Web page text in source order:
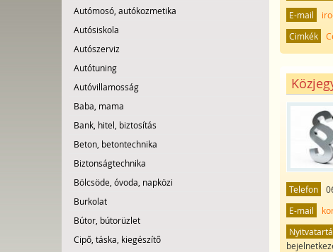
Autómosó, autókozmetika
Autósiskola
Autószerviz
Autótuning
Autóvillamosság
Baba, mama
Bank, hitel, biztosítás
Beton, betontechnika
Biztonságtechnika
Bölcsöde, óvoda, napközi
Burkolat
Bútor, bútorüzlet
Cipő, táska, kiegészítő
E-mail
Cimkék
Telefon
E-mail